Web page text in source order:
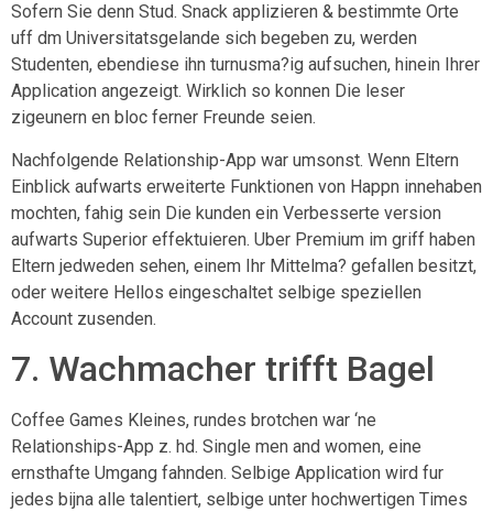
Sofern Sie denn Stud. Snack applizieren & bestimmte Orte
uff dm Universitatsgelande sich begeben zu, werden
Studenten, ebendiese ihn turnusma?ig aufsuchen, hinein Ihrer
Application angezeigt. Wirklich so konnen Die leser
zigeunern en bloc ferner Freunde seien.
Nachfolgende Relationship-App war umsonst. Wenn Eltern
Einblick aufwarts erweiterte Funktionen von Happn innehaben
mochten, fahig sein Die kunden ein Verbesserte version
aufwarts Superior effektuieren. Uber Premium im griff haben
Eltern jedweden sehen, einem Ihr Mittelma? gefallen besitzt,
oder weitere Hellos eingeschaltet selbige speziellen
Account zusenden.
7. Wachmacher trifft Bagel
Coffee Games Kleines, rundes brotchen war ‘ne
Relationships-App z. hd. Single men and women, eine
ernsthafte Umgang fahnden. Selbige Application wird fur
jedes bijna alle talentiert, selbige unter hochwertigen Times